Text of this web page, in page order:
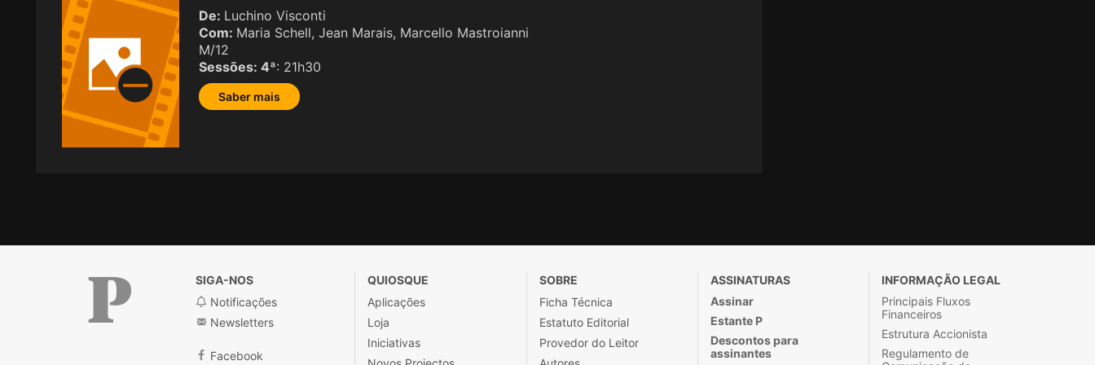
De: Luchino Visconti
Com: Maria Schell, Jean Marais, Marcello Mastroianni
M/12
Sessões: 4ª: 21h30
Saber mais
SIGA-NOS
Notificações
Newsletters
Facebook
QUIOSQUE
Aplicações
Loja
Iniciativas
SOBRE
Ficha Técnica
Estatuto Editorial
Provedor do Leitor
ASSINATURAS
Assinar
Estante P
Descontos para
assinantes
INFORMAÇÃO LEGAL
Principais Fluxos
Financeiros
Estrutura Accionista
Regulamento de